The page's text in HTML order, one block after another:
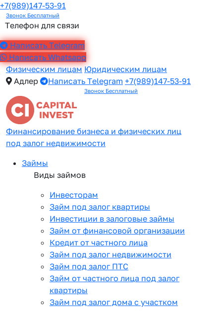
+7(989)147-53-91
Звонок Бесплатный
Телефон для связи
Написать Telegram
Написать Whatsapp
Физическим лицам Юридическим лицам
Адлер
Написать Telegram +7(989)147-53-91
Звонок Бесплатный
Финансирование бизнеса и физических лиц
под залог недвижимости
Займы
Виды займов
Инвесторам
Займ под залог квартиры
Инвестиции в залоговые займы
Займ от финансовой организации
Кредит от частного лица
Займ под залог недвижимости
Займ под залог ПТС
Займ от частного лица под залог
квартиры
Займ под залог дома с участком